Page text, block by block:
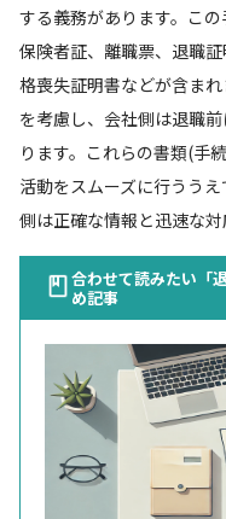
する義務があります。こ
保険者証、離職票、退職
格喪失証明書などが含ま
を考慮し、会社側は退職
ります。これらの書類(手
活動をスムーズに行うう
側は正確な情報と迅速な
合わせて読みたい「
め記事